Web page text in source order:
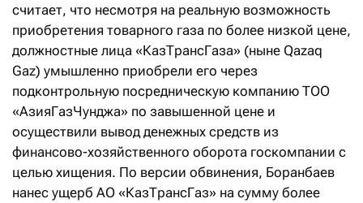
считает, что несмотря на реальную возможность
приобретения товарного газа по более низкой цене,
должностные лица «КазТрансГаза» (ныне Qazaq
Gaz) умышленно приобрели его через
подконтрольную посредническую компанию ТОО
«АзияГазЧунджа» по завышенной цене и
осуществили вывод денежных средств из
финансово-хозяйственного оборота госкомпании с
целью хищения. По версии обвинения, Боранбаев
нанес ущерб АО «КазТрансГаз» на сумму более